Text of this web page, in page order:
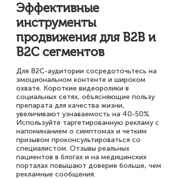
Эффективные
инструменты
продвижения для B2B и
B2C сегментов
Для B2C-аудитории сосредоточьтесь на
эмоциональном контенте и широком
охвате. Короткие видеоролики в
социальных сетях, объясняющие пользу
препарата для качества жизни,
увеличивают узнаваемость на 40-50%.
Используйте таргетированную рекламу с
напоминанием о симптомах и четким
призывом проконсультироваться со
специалистом. Отзывы реальных
пациентов в блогах и на медицинских
порталах повышают доверие больше, чем
рекламные сообщения.